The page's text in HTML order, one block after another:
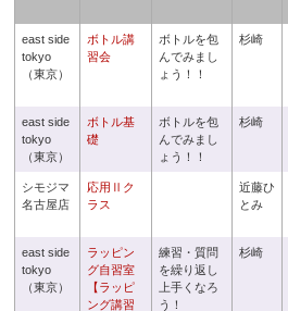
east side
tokyo
（東京）
ボトル講
習会
ボトルを包
んでみまし
ょう！！
杉崎
east side
tokyo
（東京）
ボトル基
礎
ボトルを包
んでみまし
ょう！！
杉崎
シモジマ
名古屋店
応用Ⅱク
ラス
近藤ひ
とみ
east side
tokyo
（東京）
ラッピン
グ自習室
【ラッピ
ング講習
練習・質問
を繰り返し
上手くなろ
う！
杉崎